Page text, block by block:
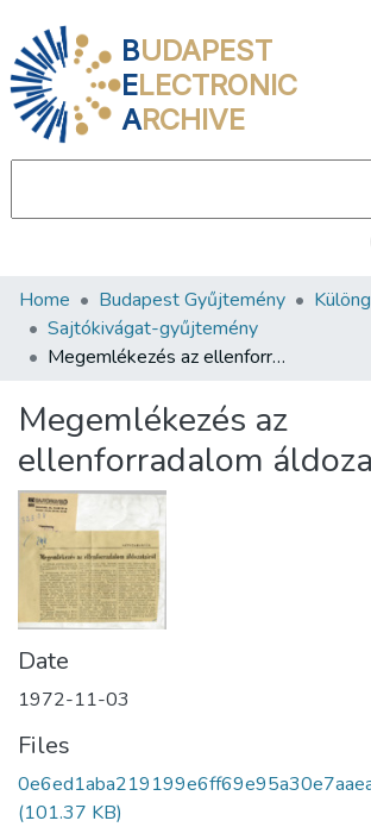
BUDAPEST
ELECTRONIC
ARCHIVE
Communities & Collections
All of DSpace
About us
Home Budapest Gyűjtemény
Sajtókivágat-gyűjtemény
Megemlékezés az ellenforradalom áldozatairól
Megemlékezés az
ellenforradalom
Date
1972-11-03
Files
(101.37 KB)